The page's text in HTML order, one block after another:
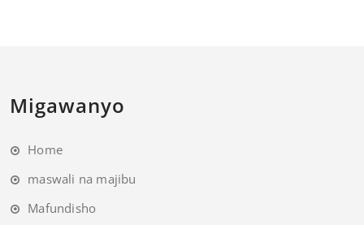
Migawanyo
Home
maswali na majibu
Mafundisho